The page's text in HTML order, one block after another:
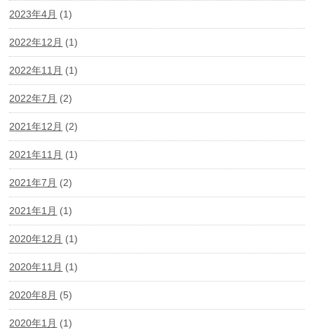
2023年4月 (1)
2022年12月 (1)
2022年11月 (1)
2022年7月 (2)
2021年12月 (2)
2021年11月 (1)
2021年7月 (2)
2021年1月 (1)
2020年12月 (1)
2020年11月 (1)
2020年8月 (5)
2020年1月 (1)